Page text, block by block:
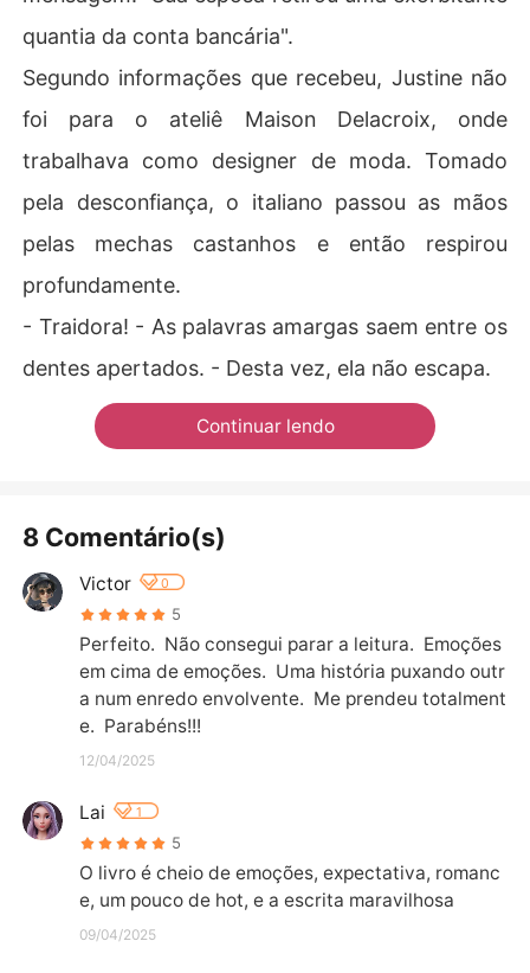
quantia da conta bancária".
Segundo informações que recebeu, Justine não
foi para o ateliê Maison Delacroix, onde
trabalhava como designer de moda. Tomado
pela desconfiança, o italiano passou as mãos
pelas mechas castanhos e então respirou
profundamente.
- Traidora! - As palavras amargas saem entre os
dentes apertados. - Desta vez, ela não escapa.
Continuar lendo
8 Comentário(s)
Victor 0
5
Perfeito.  Não consegui parar a leitura.  Emoções
em cima de emoções.  Uma história puxando outr
a num enredo envolvente.  Me prendeu totalment
e.  Parabéns!!!
12/04/2025
Lai 1
5
O livro é cheio de emoções, expectativa, romanc
e, um pouco de hot, e a escrita maravilhosa
09/04/2025